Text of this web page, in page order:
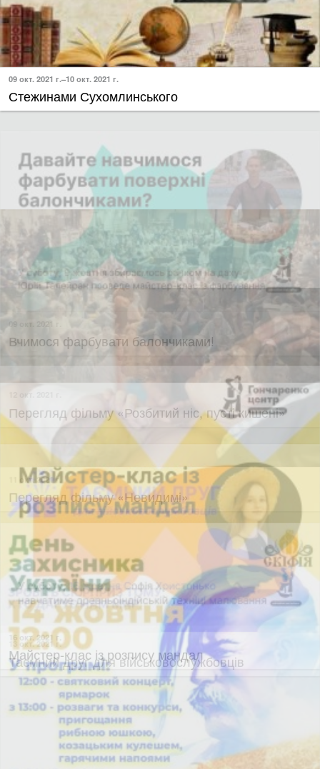
09 окт. 2021 г.–10 окт. 2021 г.
Стежинами Сухомлинського
09 окт. 2021 г.
Вчимося фарбувати балончиками!
12 окт. 2021 г.
Перегляд фільму «Розбитий ніс, пусті кишені»